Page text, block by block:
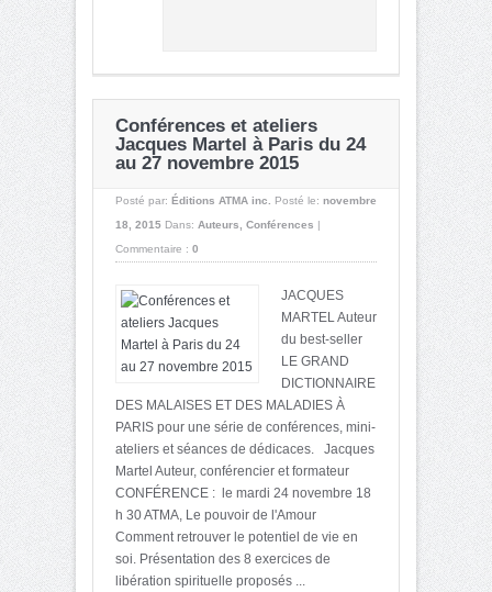
Conférences et ateliers
Jacques Martel à Paris du 24
au 27 novembre 2015
Posté par: Éditions ATMA inc. Posté le: novembre
18, 2015 Dans: Auteurs Conférences |
Commentaire : 0
JACQUES
MARTEL Auteur
du best-seller
LE GRAND
DICTIONNAIRE
DES MALAISES ET DES MALADIES À
PARIS pour une série de conférences, mini-
ateliers et séances de dédicaces. Jacques
Martel Auteur, conférencier et formateur
CONFÉRENCE : le mardi 24 novembre 18
h 30 ATMA, Le pouvoir de l'Amour
Comment retrouver le potentiel de vie en
soi. Présentation des 8 exercices de
libération spirituelle proposés ...